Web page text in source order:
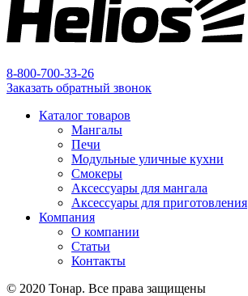
8-800-700-33-26
Заказать обратный звонок
Каталог товаров
Мангалы
Печи
Модульные уличные кухни
Смокеры
Аксессуары для мангала
Аксессуары для приготовления
Компания
О компании
Статьи
Контакты
© 2020 Тонар. Все права защищены